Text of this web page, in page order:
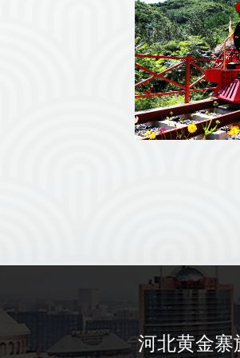
河北黄金